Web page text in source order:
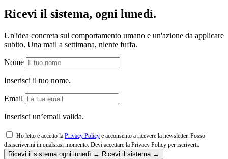
Ricevi il sistema, ogni lunedì.
Un'idea concreta sul comportamento umano e un'azione da applicare
subito. Una mail a settimana, niente fuffa.
Nome
Inserisci il tuo nome.
Email
Inserisci un’email valida.
Ho letto e accetto la Privacy Policy e acconsento a ricevere la newsletter. Posso
disiscrivermi in qualsiasi momento.
Devi accettare la Privacy Policy per iscriverti.
Ricevi il sistema ogni lunedì → Ricevi il sistema →